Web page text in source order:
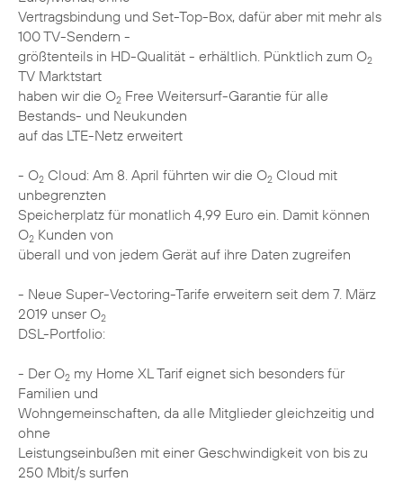
Vertragsbindung und Set-Top-Box, dafür aber mit mehr als
100 TV-Sendern -
größtenteils in HD-Qualität - erhältlich. Pünktlich zum O2
TV Marktstart
haben wir die O2 Free Weitersurf-Garantie für alle
Bestands- und Neukunden
auf das LTE-Netz erweitert
- O2 Cloud: Am 8. April führten wir die O2 Cloud mit
unbegrenzten
Speicherplatz für monatlich 4,99 Euro ein. Damit können
O2 Kunden von
überall und von jedem Gerät auf ihre Daten zugreifen
- Neue Super-Vectoring-Tarife erweitern seit dem 7. März
2019 unser O2
DSL-Portfolio:
- Der O2 my Home XL Tarif eignet sich besonders für
Familien und
Wohngemeinschaften, da alle Mitglieder gleichzeitig und
ohne
Leistungseinbußen mit einer Geschwindigkeit von bis zu
250 Mbit/s surfen